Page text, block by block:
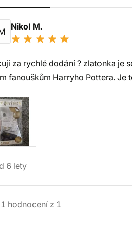
Nikol M.
za rychlé dodání ? zlatonka je
fanouškům Harryho Pottera.
6 lety
1 hodnocení z 1